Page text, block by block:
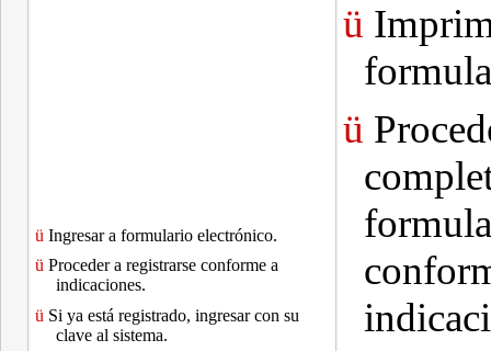
ü Ingresar a formulario electrónico.
ü Proceder a registrarse conforme a
indicaciones.
ü Si ya está registrado, ingresar con su
clave al sistema.
ü
ü